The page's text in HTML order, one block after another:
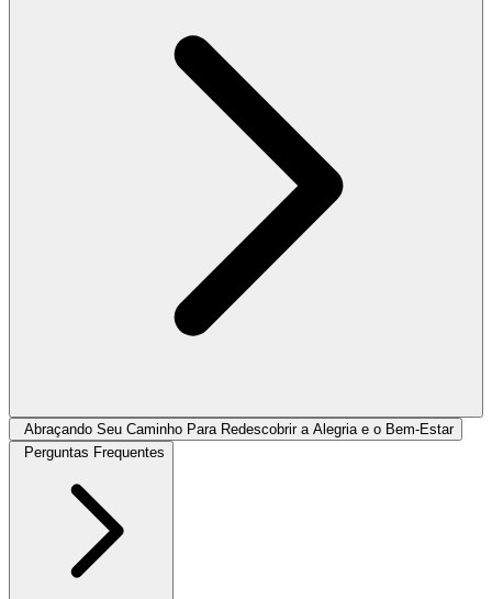
Abraçando Seu Caminho Para Redescobrir a Alegria e o Bem-Estar
Perguntas Frequentes